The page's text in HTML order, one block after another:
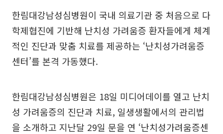
한림대강남성심병원이 국내 의료기관 중 처음으로 다
학제협진에 기반해 난치성 가려움증 환자들에게 체계
적인 진단과 맞춤 치료를 제공하는 ‘난치성가려움증
센터’를 본격 가동했다.
한림대강남성심병원은 18일 미디어데이를 열고 난치
성 가려움증의 진단과 치료, 일생생활에서의 관리법
을 소개하고 지난달 29일 문을 연 ‘난치성가려움증센